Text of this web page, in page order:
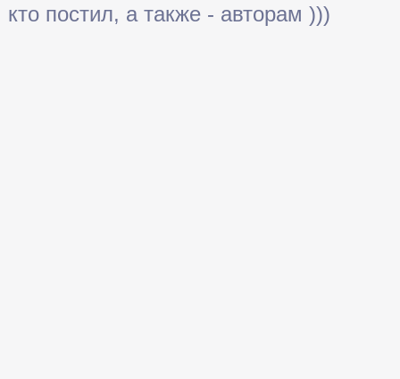
кто постил, а также - авторам )))